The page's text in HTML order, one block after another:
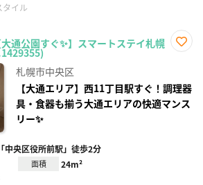
タイル
通公園すぐ✨】スマートステイ札幌
録
札幌市中央区
【大通エリア】西11丁目駅すぐ！調理器
具・食器も揃う大通エリアの快適マンス
リー✨
中央区役所前駅」徒歩2分
面積 24m²